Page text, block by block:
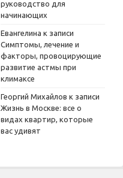
руководство для
начинающих
Евангелина к записи
Симптомы, лечение и
факторы, провоцирующие
развитие астмы при
климаксе
Георгий Михайлов к записи
Жизнь в Москве: все о
видах квартир, которые
вас удивят